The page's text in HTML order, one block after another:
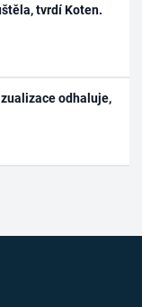
tvrdí Koten.
odhaluje,